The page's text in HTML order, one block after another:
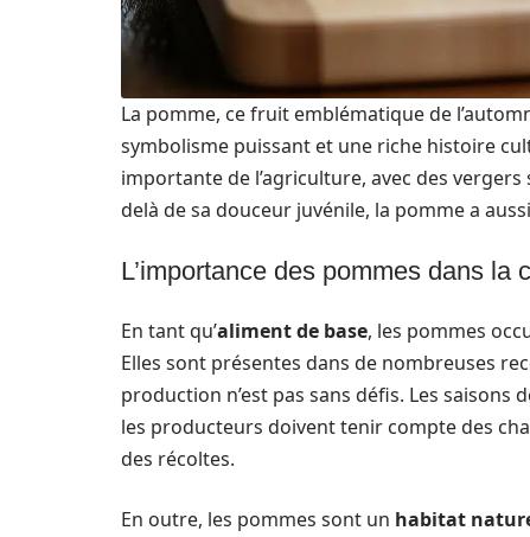
La pomme, ce fruit emblématique de
symbolisme puissant et une riche histoire
importante de l’agriculture, avec des
delà de sa douceur juvénile, la pomme a
L’importance des pommes dans la
En tant qu’aliment de base, les pommes
Elles sont présentes dans de nombreuses
production n’est pas sans défis. Les
les producteurs doivent tenir compte des
des récoltes.
En outre, les pommes sont un habitat